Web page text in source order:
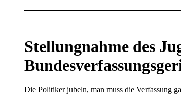
Stellungnahme des
Die Politiker jubeln, man muss die Verfassung